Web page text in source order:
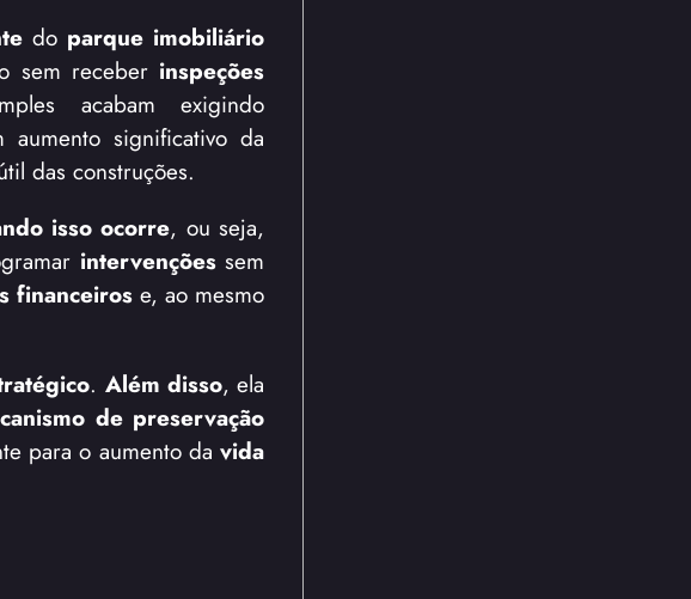
do parque imobiliário
sem receber inspeções
acabam exigindo
aumento significativo da
das construções.
isso ocorre, ou seja,
intervençõessem
financeirose, ao mesmo
. Além disso, ela
de preservação
para o aumento davida